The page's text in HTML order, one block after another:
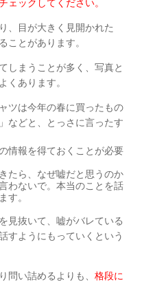
ェックしてください。
、目が大きく見開かれた
ことがあります。
しまうことが多く、写真と
くあります。
ツは今年の春に買ったもの
などと、とっさに言ったす
情報を得ておくことが必要
たら、なぜ嘘だと思うのか
わないで。本当のことを話
す。
見抜いて、嘘がバレている
すようにもっていくという
問い詰めるよりも、 格段に